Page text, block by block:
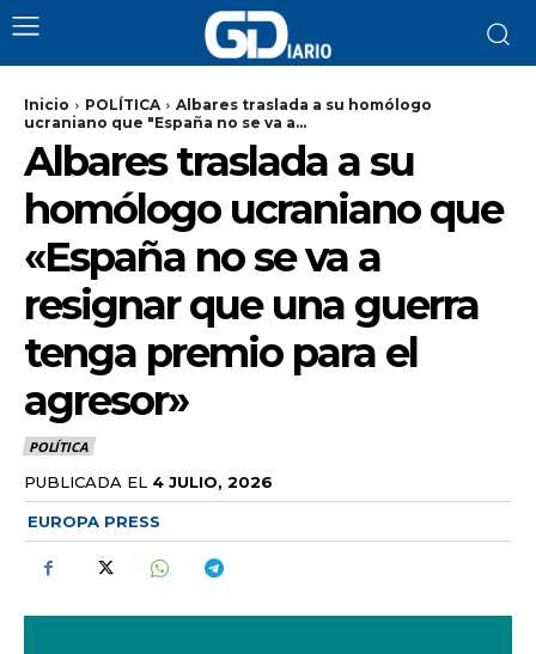
Inicio POLÍTICA
Albares traslada a su homólogo
ucraniano que "España no se va a...
Albares traslada a su
homólogo ucraniano que
«España no se va a
resignar que una guerra
tenga premio para el
agresor»
POLÍTICA
PUBLICADA EL 4 JULIO, 2026
EUROPA PRESS